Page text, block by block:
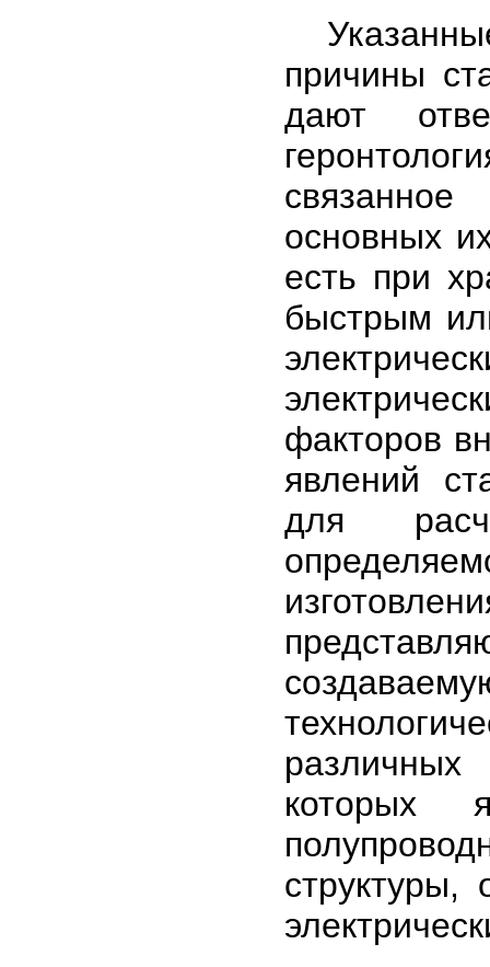
причины
дают
основных
есть при
быстрым
факторов
явлений
для
различных
которых
структуры,